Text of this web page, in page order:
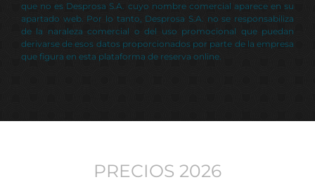
que no es Desprosa S.A. cuyo nombre comercial aparece en su
apartado web. Por lo tanto, Desprosa S.A. no se responsabiliza
de la naraleza comercial o del uso promocional que puedan
derivarse de esos datos proporcionados por parte de la empresa
que figura en esta plataforma de reserva online.
PRECIOS 2026